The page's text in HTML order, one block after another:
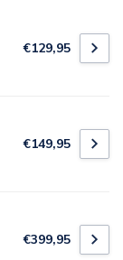
€129,95
€149,95
€399,95